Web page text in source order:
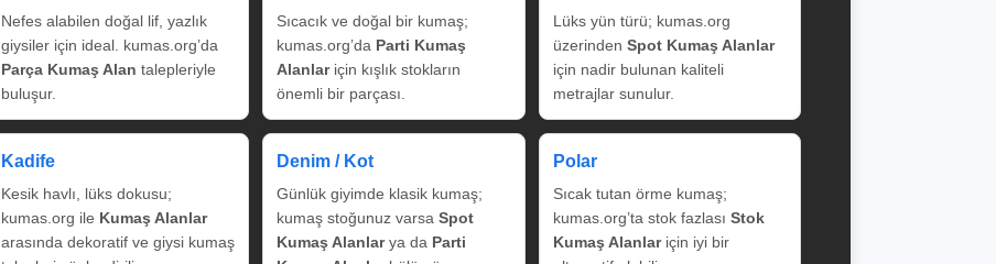
Nefes alabilen doğal lif, yazlık
giysiler için ideal. kumas.org’da
Parça Kumaş Alan talepleriyle
buluşur.
Sıcacık ve doğal bir kumaş;
kumas.org’da Parti Kumaş
Alanlariçin kışlık stokların
önemli bir parçası.
Lüks yün türü; kumas.org
üzerinden Spot Kumaş Alanlar
için nadir bulunan kaliteli
metrajlar sunulur.
Kadife
Kesik havlı, lüks dokusu;
kumas.org ile Kumaş Alanlar
arasında dekoratif ve giysi kumaş
Denim / Kot
Günlük giyimde klasik kumaş;
kumaş stoğunuz varsa Spot
Kumaş Alanlarya da Parti
Polar
Sıcak tutan örme kumaş;
kumas.org’ta stok fazlası Stok
Kumaş Alanlariçin iyi bir